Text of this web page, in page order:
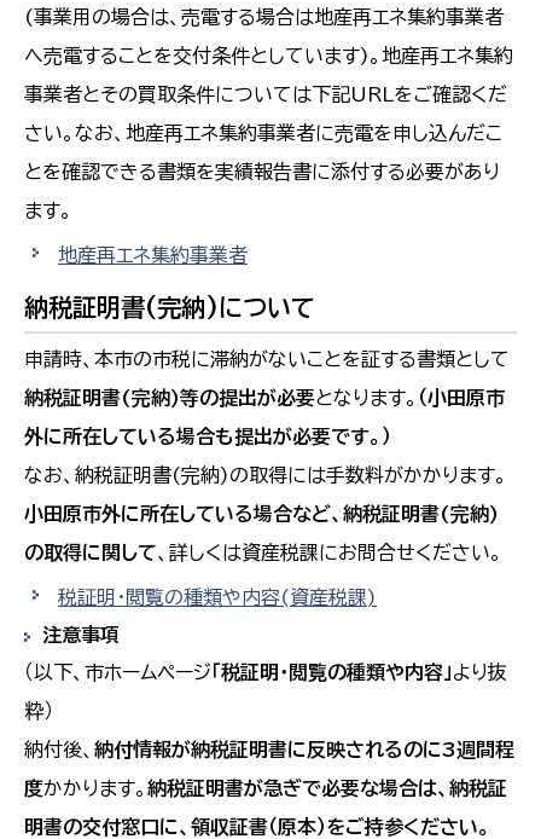
(事業用の場合は、売電する場合は地産再エネ集約事業者
へ売電することを交付条件としています)。地産再エネ集約
事業者とその買取条件については下記URLをご確認くだ
さい。なお、地産再エネ集約事業者に売電を申し込んだこ
とを確認できる書類を実績報告書に添付する必要があり
ます。
地産再エネ集約事業者
納税証明書(完納)について
申請時、本市の市税に滞納がないことを証する書類として
納税証明書(完納)等の提出が必要となります。 （小田原市
外に所在している場合も提出が必要です。）
なお、納税証明書(完納)の取得には手数料がかかります。
小田原市外に所在している場合など、納税証明書(完納)
の取得に関して、詳しくは資産税課にお問合せください。
税証明・閲覧の種類や内容(資産税課)
注意事項
（以下、市ホームページ 「税証明・閲覧の種類や内容」より抜
粋）
納付後、 納付情報が納税証明書に反映されるのに3週間程
度かかります。 納税証明書が急ぎで必要な場合は、納税証
明書の交付窓口に、領収証書（原本）をご持参ください。